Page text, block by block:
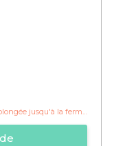
jusqu'à la fermeture !